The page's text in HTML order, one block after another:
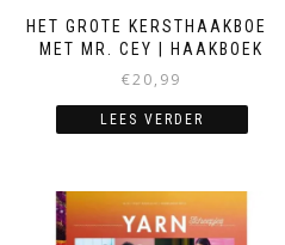
HET GROTE KERSTHAAKBOEK
MET MR. CEY | HAAKBOEK
€20,99
LEES VERDER